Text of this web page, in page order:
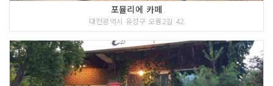
포뮬리에 카페
대전광역시 유성구 오룡2길 42